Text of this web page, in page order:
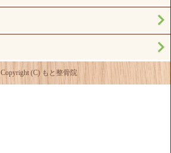
Copyright (C) もと整骨院